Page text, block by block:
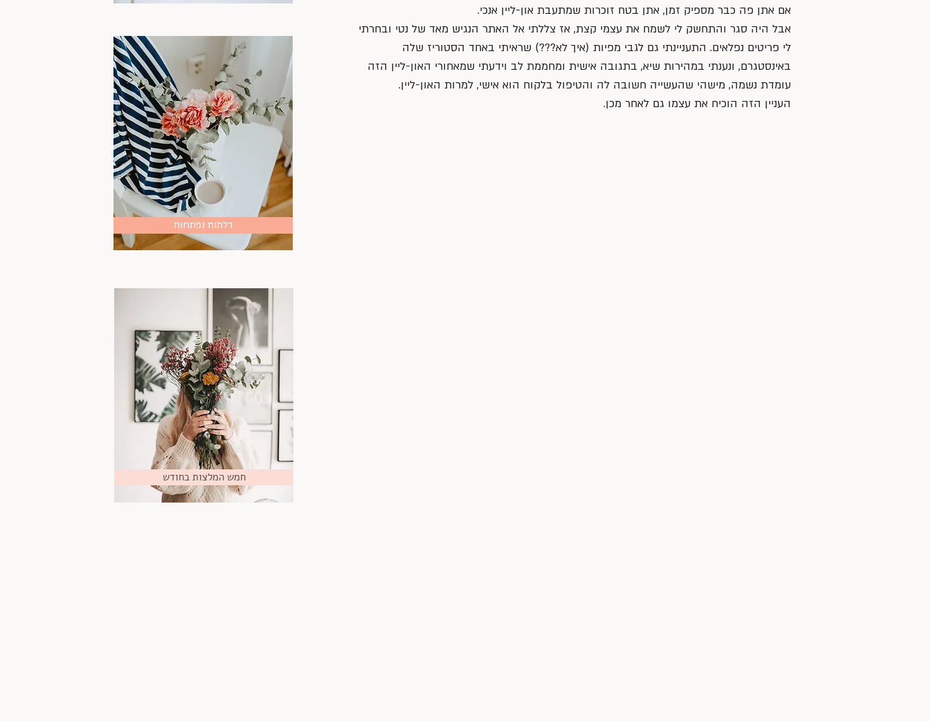
אם אתן פה כבר מספיק זמן, אתן בטח זוכרות שמתעבת און-ליין אנכי.
אבל היה סגר והתחשק לי לשמח את עצמי קצת, אז צללתי אל האתר הנגיש מאד של נטי ובחרתי
לי פריטים נפלאים. התעניינתי גם לגבי מפיות (איך לא???) שראיתי באחד הסטוריז שלה
באינסטגרם, ונענתי במהירות שיא, בתגובה אישית ומחממת לב וידעתי שמאחורי האון-ליין הזה
עומדת נשמה, מישהי שהעשייה חשובה לה והטיפול בלקוח הוא אישי, למרות האון-ליין.
העניין הזה הוכיח את עצמו גם לאחר מכן.
דלתות נפתחות
חמש המלצות בחודש